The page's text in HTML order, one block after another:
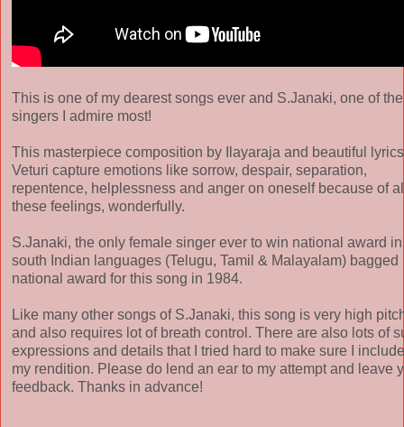
This is one of my dearest songs ever and S.Janaki, one of the
singers I admire most!
This masterpiece composition by Ilayaraja and beautiful
Veturi capture emotions like sorrow, despair, separation,
repentence, helplessness and anger on oneself because of
these feelings, wonderfully.
S.Janaki, the only female singer ever to win national award
south Indian languages (Telugu, Tamil & Malayalam) bagged
national award for this song in 1984.
Like many other songs of S.Janaki, this song is very high
and also requires lot of breath control. There are also lots of
expressions and details that I tried hard to make sure I
my rendition. Please do lend an ear to my attempt and leave
feedback. Thanks in advance!